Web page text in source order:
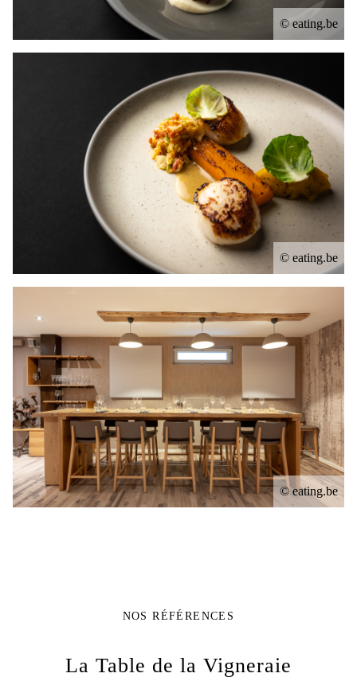
© eating.be
© eating.be
© eating.be
NOS RÉFÉRENCES
La Table de la Vigneraie